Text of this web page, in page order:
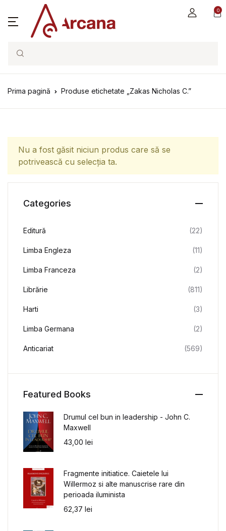
0
Search
Prima pagină Produse etichetate „Zakas Nicholas C.”
Nu a fost găsit niciun produs care să se
potrivească cu selecția ta.
Categories
Editură (22)
Limba Engleza (11)
Limba Franceza (2)
Librărie (811)
Harti (3)
Limba Germana (2)
Anticariat (569)
Featured Books
Drumul cel bun in leadership - John C.
Maxwell
43,00 lei
Fragmente initiatice. Caietele lui
Willermoz si alte manuscrise rare din
perioada iluminista
62,37 lei